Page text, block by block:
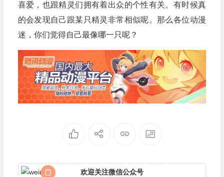
喜爱，也跟精灵们拥有着出众的个性有关。有时候真
的会发现自己跟某只精灵非常相似呢。那么各位动漫
迷，你们觉得自己最像哪一只呢？
欢迎关注微信公众号